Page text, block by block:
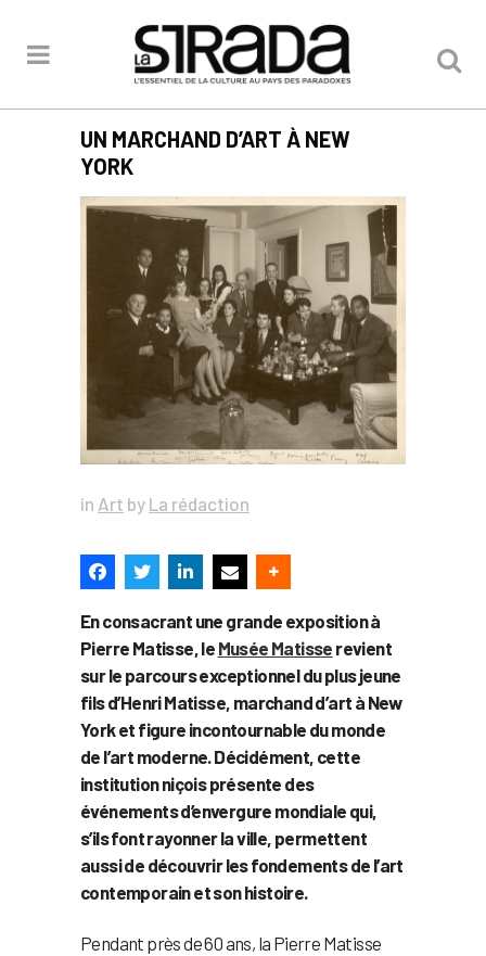
UN MARCHAND D’ART À NEW
YORK
in Art by La rédaction
En consacrant une grande exposition à
Pierre Matisse, le Musée Matisse revient
sur le parcours exceptionnel du plus jeune
fils d’Henri Matisse, marchand d’art à New
York et figure incontournable du monde
de l’art moderne. Décidément, cette
institution niçois présente des
événements d’envergure mondiale qui,
s’ils font rayonner la ville, permettent
aussi de découvrir les fondements de l’art
contemporain et son histoire.
Pendant près de 60 ans, la Pierre Matisse